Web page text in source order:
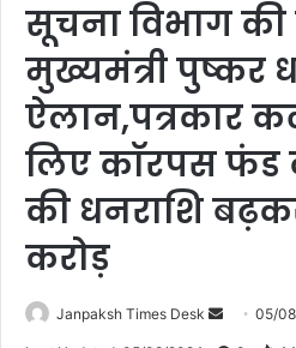
सूचना विभाग की
मुख्यमंत्री पुष्कर
ऐलान,पत्रकार
लिए काॅरपस फंड
की धनराशि
करोड़
Janpaksh Times Desk
e
05/